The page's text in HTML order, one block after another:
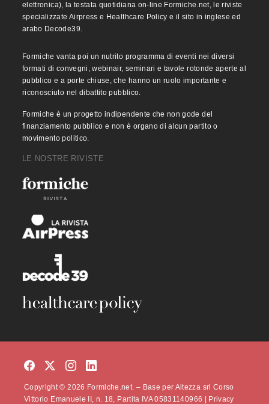
elettronica), la testata quotidiana on-line Formiche.net, le riviste
specializzate Airpress e Healthcare Policy e il sito in inglese ed
arabo Decode39.
Formiche vanta poi un nutrito programma di eventi nei diversi
formati di convegni, webinair, seminari e tavole rotonde aperte al
pubblico e a porte chiuse, che hanno un ruolo importante e
riconosciuto nel dibattito pubblico.
Formiche è un progetto indipendente che non gode del
finanziamento pubblico e non è organo di alcun partito o
movimento politico.
LE NOSTRE RIVISTE
Copyright © 2026 Formiche.net. – Base per Altezza srl Corso
Vittorio Emanuele II, n. 18, Partita IVA 05831140966 |
Privacy